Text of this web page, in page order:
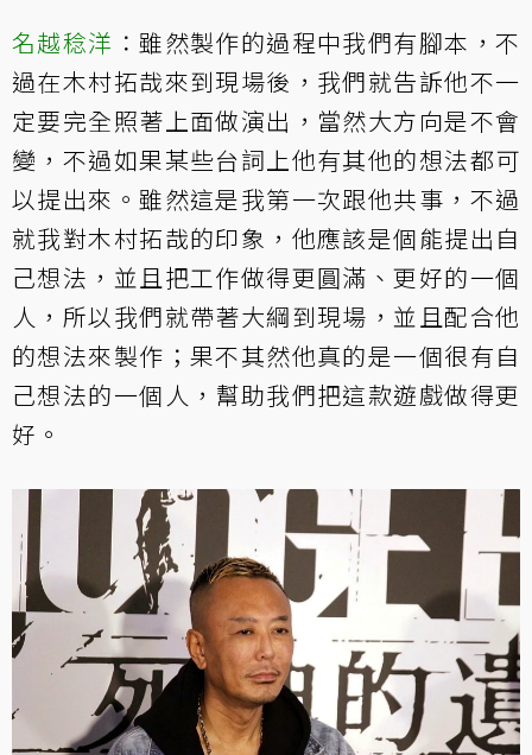
名越稔洋 ：雖然製作的過程中我們有腳本，不
過在木村拓哉來到現場後，我們就告訴他不一
定要完全照著上面做演出，當然大方向是不會
變，不過如果某些台詞上他有其他的想法都可
以提出來。雖然這是我第一次跟他共事，不過
就我對木村拓哉的印象，他應該是個能提出自
己想法，並且把工作做得更圓滿、更好的一個
人，所以我們就帶著大綱到現場，並且配合他
的想法來製作；果不其然他真的是一個很有自
己想法的一個人，幫助我們把這款遊戲做得更
好。